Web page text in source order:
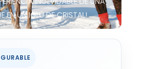
EN UN IGLÚ DE CRISTAL!